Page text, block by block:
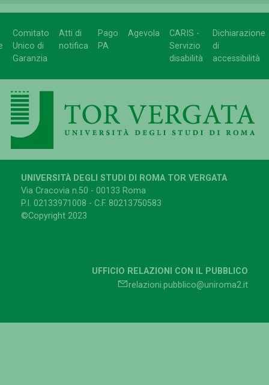
Comitato
Unico di
Garanzia
Atti di
notifica
Pago
PA
Agevola
CARIS -
Servizio
disabilità
Dichiarazione
di
accessibilità
UNIVERSITÀ DEGLI STUDI DI ROMA TOR VERGATA
Via Cracovia n.50 - 00133 Roma
P.I. 02133971008 - C.F. 80213750583
©Copyright 2023
UFFICIO RELAZIONI CON IL PUBBLICO
relazioni.pubblico@uniroma2.it